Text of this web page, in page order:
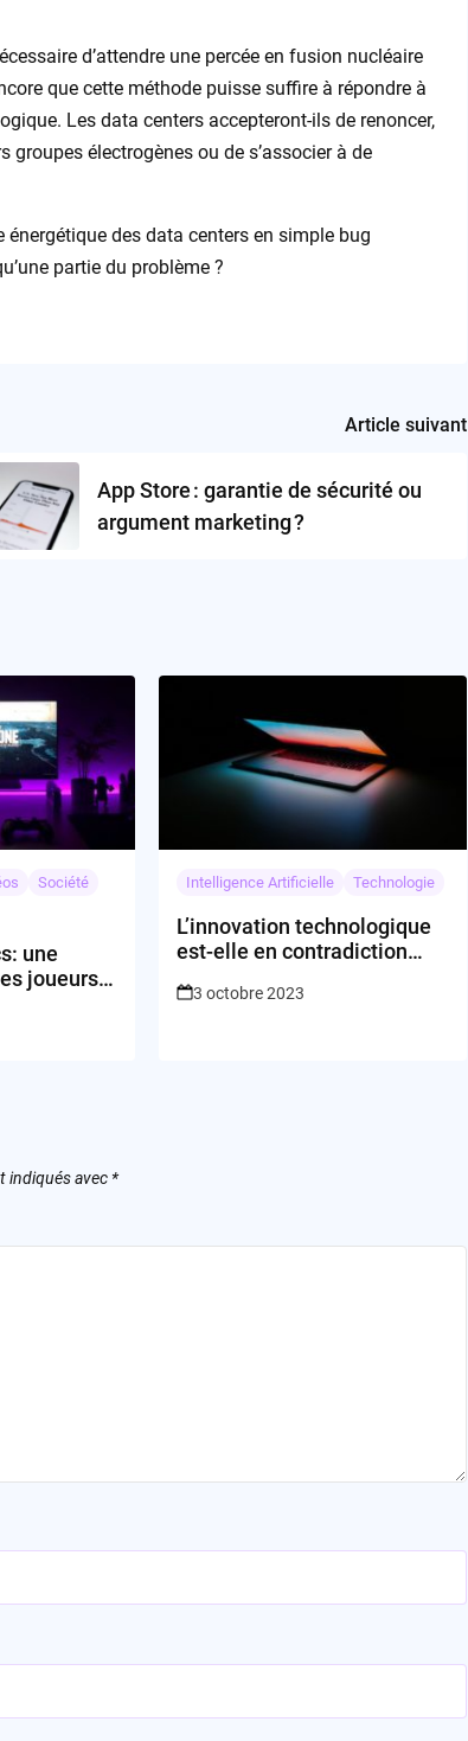
d’attendre une percée en fusion nucléaire
que cette méthode puisse suffire à répondre à
Les data centers accepteront-ils de renoncer,
électrogènes ou de s’associer à de
des data centers en simple bug
partie du problème ?
Article suivant
App Store : garantie de sécurité ou
argument marketing ?
Société
une
joueurs
Intelligence Artificielle Technologie
L’innovation technologique
est-elle en contradiction
utilisateur?
3 octobre 2023
indiqués avec *